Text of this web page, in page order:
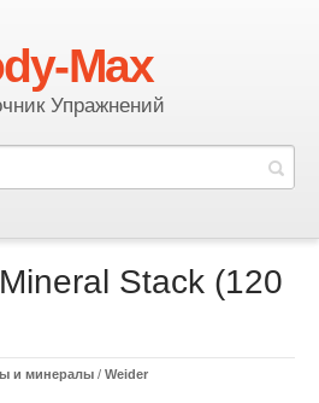
Max
Упражнений
Stack (120
и минералы / Weider